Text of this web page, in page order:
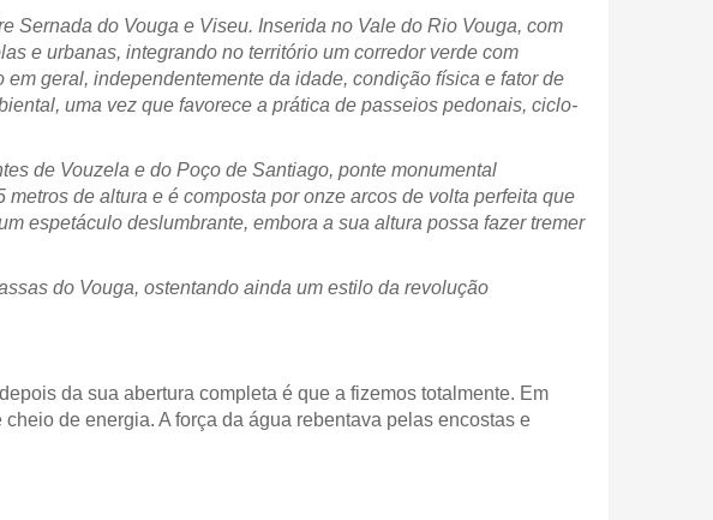
Sernada do Vouga e Viseu. Inserida no Vale do Rio Vouga, com
e urbanas, integrando no território um corredor verde com
geral, independentemente da idade, condição física e fator de
uma vez que favorece a prática de passeios pedonais, ciclo-
de Vouzela e do Poço de Santiago, ponte monumental
de altura e é composta por onze arcos de volta perfeita que
espetáculo deslumbrante, embora a sua altura possa fazer tremer
do Vouga, ostentando ainda um estilo da revolução
da sua abertura completa é que a fizemos totalmente. Em
de energia. A força da água rebentava pelas encostas e